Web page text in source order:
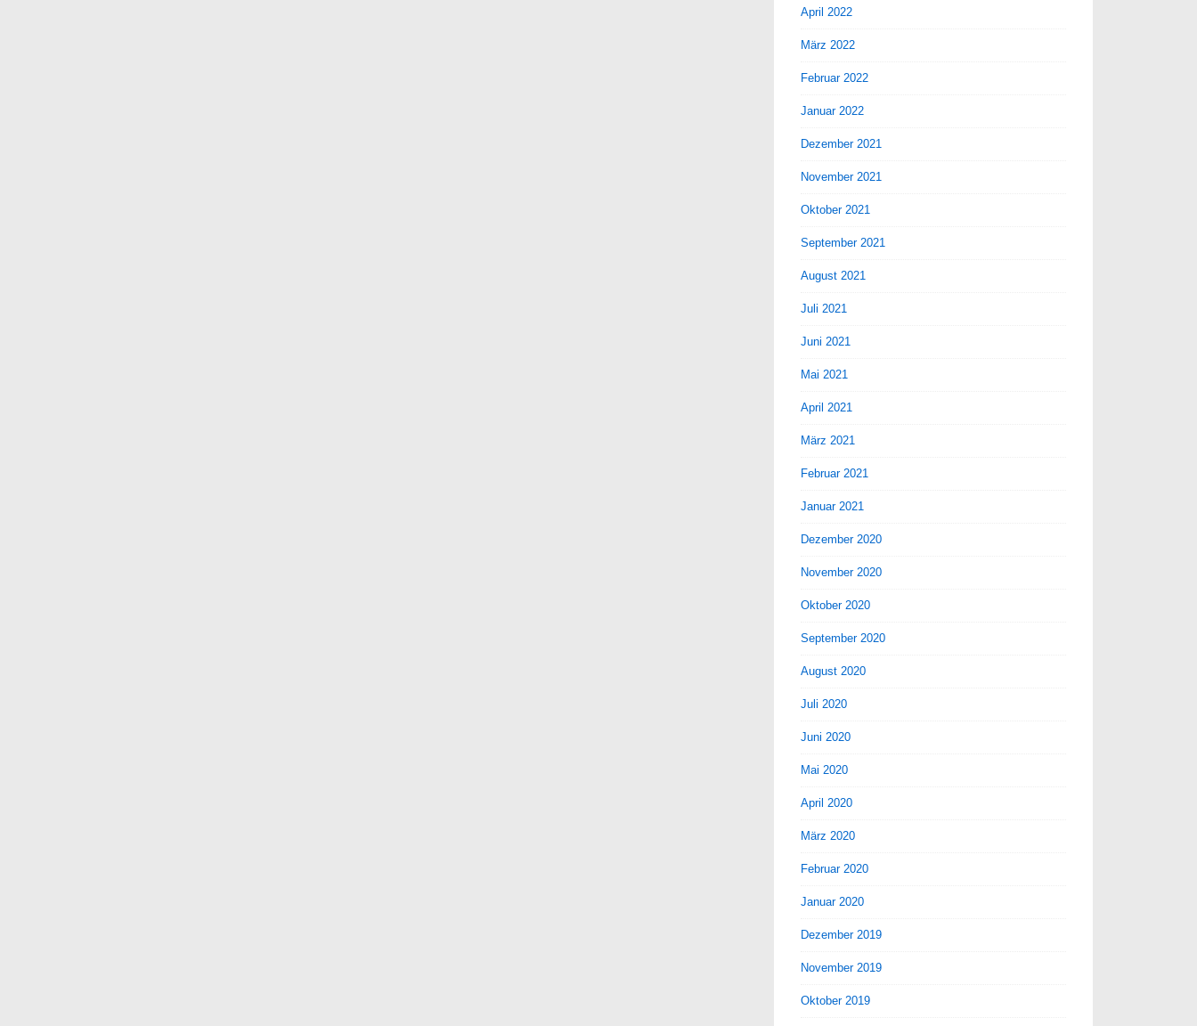
April 2022
März 2022
Februar 2022
Januar 2022
Dezember 2021
November 2021
Oktober 2021
September 2021
August 2021
Juli 2021
Juni 2021
Mai 2021
April 2021
März 2021
Februar 2021
Januar 2021
Dezember 2020
November 2020
Oktober 2020
September 2020
August 2020
Juli 2020
Juni 2020
Mai 2020
April 2020
März 2020
Februar 2020
Januar 2020
Dezember 2019
November 2019
Oktober 2019